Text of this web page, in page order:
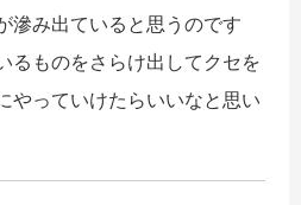
滲み出ていると思うのです
るものをさらけ出してクセを
やっていけたらいいなと思い